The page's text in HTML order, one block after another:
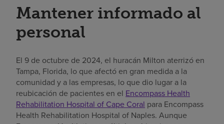
Mantener informado al
personal
El 9 de octubre de 2024, el huracán Milton aterrizó en
Tampa, Florida, lo que afectó en gran medida a la
comunidad y a las empresas, lo que dio lugar a la
reubicación de pacientes en el Encompass Health
Rehabilitation Hospital of Cape Coral para Encompass
Health Rehabilitation Hospital of Naples. Aunque